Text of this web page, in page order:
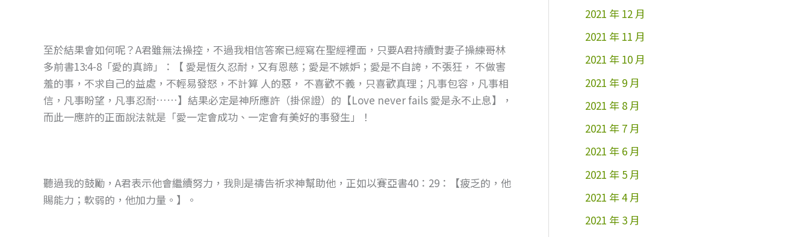
至於結果會如何呢？A君雖無法操控，不過我相信答案已經寫在聖經裡面，只要A君持續對妻子操練哥林
多前書13:4-8「愛的真諦」：【 愛是恆久忍耐，又有恩慈；愛是不嫉妒；愛是不自誇，不張狂， 不做害
羞的事，不求自己的益處，不輕易發怒，不計算 人的惡， 不喜歡不義，只喜歡真理；凡事包容，凡事相
信，凡事盼望，凡事忍耐……】結果必定是神所應許（掛保證）的【Love never fails 愛是永不止息】，
而此一應許的正面說法就是「愛一定會成功、一定會有美好的事發生」！
聽過我的鼓勵，A君表示他會繼續努力，我則是禱告祈求神幫助他，正如以賽亞書40：29：【疲乏的，他
賜能力；軟弱的，他加力量。】。
2021 年 12 月
2021 年 11 月
2021 年 10 月
2021 年 9 月
2021 年 8 月
2021 年 7 月
2021 年 6 月
2021 年 5 月
2021 年 4 月
2021 年 3 月